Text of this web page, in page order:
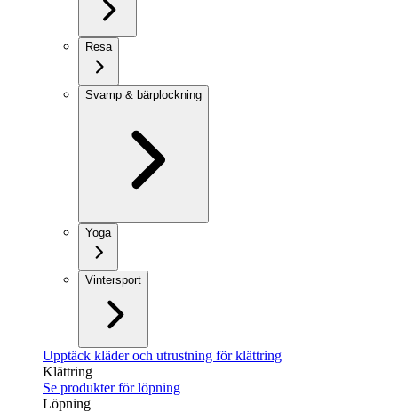
Resa
Svamp & bärplockning
Yoga
Vintersport
Upptäck kläder och utrustning för klättring
Klättring
Se produkter för löpning
Löpning